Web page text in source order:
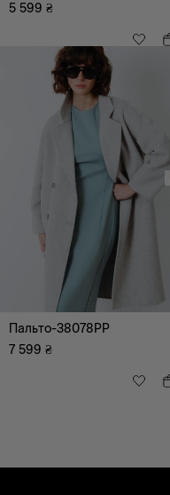
5 599 ₴
Пальто-38078PP
7 599 ₴